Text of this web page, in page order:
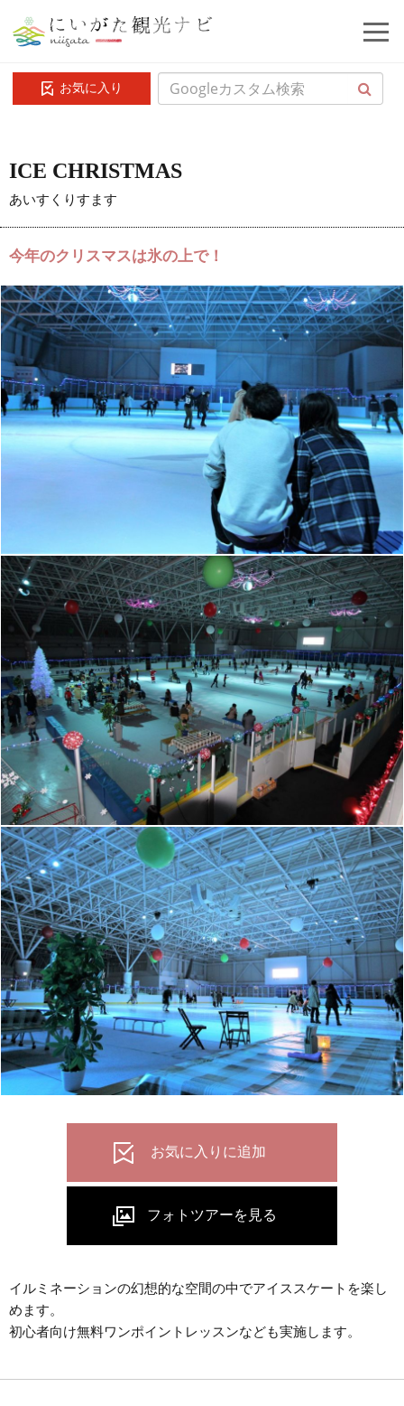
お気に入り
ICE CHRISTMAS
あいすくりすます
今年のクリスマスは氷の上で！
イルミネーションの幻想的な空間の中でアイススケートを楽し
めます。
初心者向け無料ワンポイントレッスンなども実施します。